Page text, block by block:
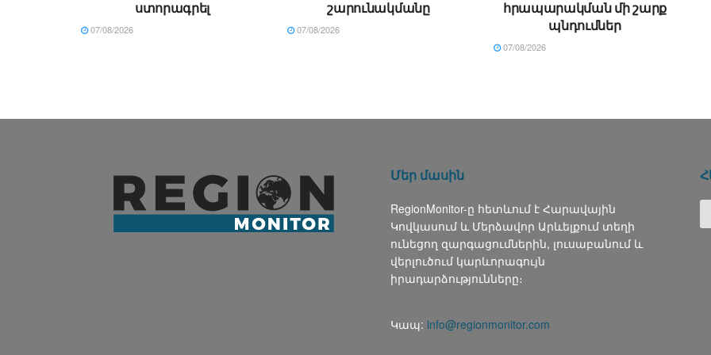
ստորագրել
07/08/2026
շարունակմանը
07/08/2026
հրապարակման մի շարք
պնդումներ
07/08/2026
Մեր մասին
RegionMonitor-ը հետևում է Հարավային
Կովկասում և Մերձավոր Արևելքում տեղի
ունեցող զարգացումներին, լուսաբանում և
վերլուծում կարևորագույն
իրադարձությունները։
Կապ: info@regionmonitor.com